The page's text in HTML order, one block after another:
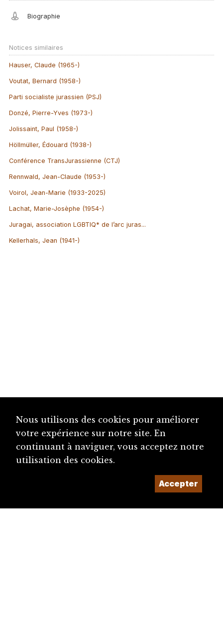
Biographie
Notices similaires
Hauser, Claude (1965-)
Voutat, Bernard (1958-)
Parti socialiste jurassien (PSJ)
Donzé, Pierre-Yves (1973-)
Jolissaint, Paul (1958-)
Höllmüller, Édouard (1938-)
Conférence TransJurassienne (CTJ)
Rennwald, Jean-Claude (1953-)
Voirol, Jean-Marie (1933-2025)
Lachat, Marie-Josèphe (1954-)
Juragai, association LGBTIQ* de l’arc juras...
Kellerhals, Jean (1941-)
Nous utilisons des cookies pour améliorer
votre expérience sur notre site. En
continuant à naviguer, vous acceptez notre
utilisation des cookies.
Accepter